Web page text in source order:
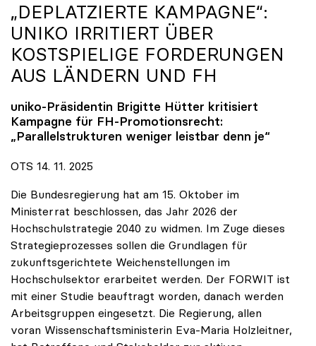
„DEPLATZIERTE KAMPAGNE“:
UNIKO IRRITIERT ÜBER
KOSTSPIELIGE FORDERUNGEN
AUS LÄNDERN UND FH
uniko-Präsidentin Brigitte Hütter kritisiert
Kampagne für FH-Promotionsrecht:
„Parallelstrukturen weniger leistbar denn je“
OTS 14. 11. 2025
Die Bundesregierung hat am 15. Oktober im
Ministerrat beschlossen, das Jahr 2026 der
Hochschulstrategie 2040 zu widmen. Im Zuge dieses
Strategieprozesses sollen die Grundlagen für
zukunftsgerichtete Weichenstellungen im
Hochschulsektor erarbeitet werden. Der FORWIT ist
mit einer Studie beauftragt worden, danach werden
Arbeitsgruppen eingesetzt. Die Regierung, allen
voran Wissenschaftsministerin Eva-Maria Holzleitner,